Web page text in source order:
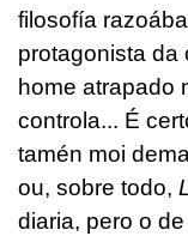
filosofía
protagonista da
home atrapado
controla... É
tamén moi
ou, sobre todo,
diaria, pero o de